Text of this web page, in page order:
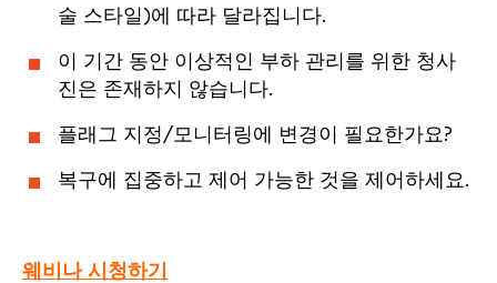
술 스타일)에 따라 달라집니다.
이 기간 동안 이상적인 부하 관리를 위한 청사
진은 존재하지 않습니다.
플래그 지정/모니터링에 변경이 필요한가요?
복구에 집중하고 제어 가능한 것을 제어하세요.
웨비나 시청하기